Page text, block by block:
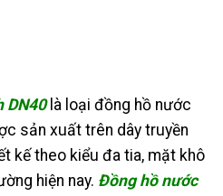
DN40là loại đồng hồ nước
sản xuất trên dây truyền
kế theo kiểu đa tia, mặt khô
hiện nay. Đồng hồ nước